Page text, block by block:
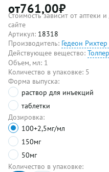
от761,00₽
Стоимость зависит от аптеки
сайте
Артикул: 18318
Производитель: Гедеон
Действующее вещество:
Объем, мл: 1
Количество в упаковке: 5
Форма выпуска:
раствор для инъекций
таблетки
Дозировка:
100+2,5мг/мл
150мг
50мг
Количество в упаковке: